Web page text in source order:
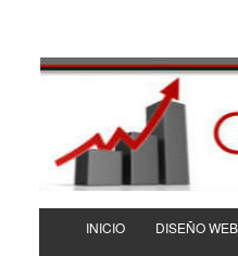
INICIO DISEÑO WEB